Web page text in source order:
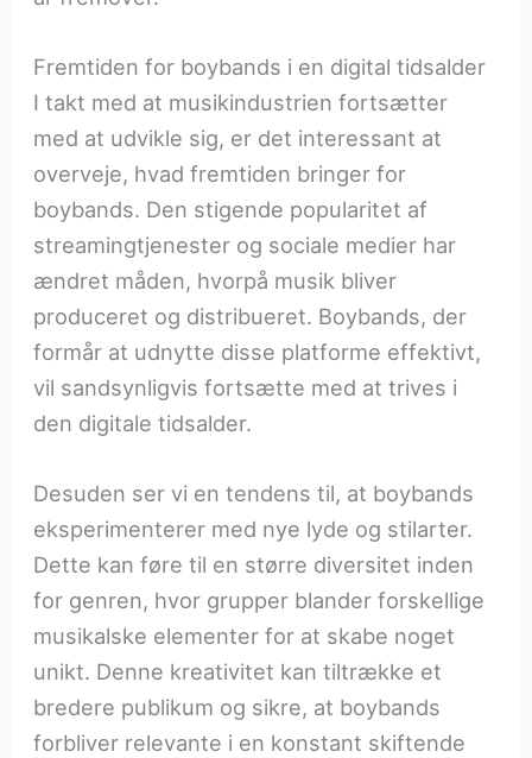
Fremtiden for boybands i en digital tidsalder
I takt med at musikindustrien fortsætter
med at udvikle sig, er det interessant at
overveje, hvad fremtiden bringer for
boybands. Den stigende popularitet af
streamingtjenester og sociale medier har
ændret måden, hvorpå musik bliver
produceret og distribueret. Boybands, der
formår at udnytte disse platforme effektivt,
vil sandsynligvis fortsætte med at trives i
den digitale tidsalder.
Desuden ser vi en tendens til, at boybands
eksperimenterer med nye lyde og stilarter.
Dette kan føre til en større diversitet inden
for genren, hvor grupper blander forskellige
musikalske elementer for at skabe noget
unikt. Denne kreativitet kan tiltrække et
bredere publikum og sikre, at boybands
forbliver relevante i en konstant skiftende